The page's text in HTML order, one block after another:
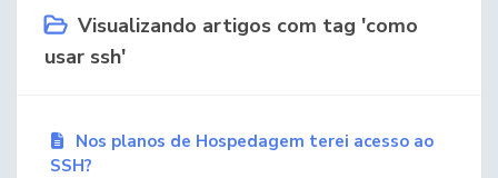
Visualizando artigos com tag 'como
usar ssh'
Nos planos de Hospedagem terei acesso ao
SSH?